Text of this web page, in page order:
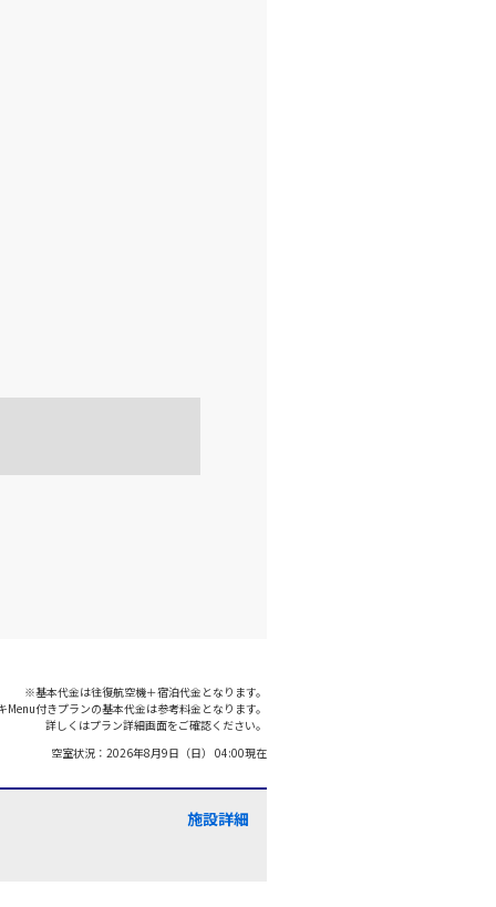
※基本代金は往復航空機＋宿泊代金となります。
付きプランの基本代金は参考料金となります。
詳しくはプラン詳細画面をご確認ください。
空室状況： 2026年8月9日（日） 04:00現在
施設詳細